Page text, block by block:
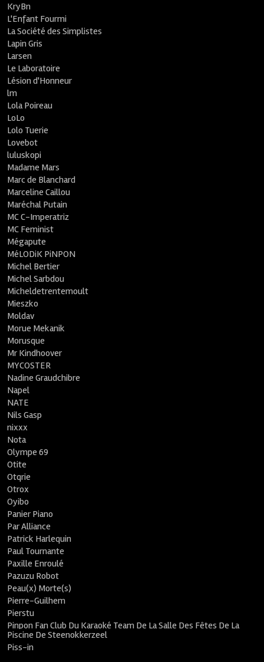
KryBn
L'Enfant Fourmi
La Société des Simplistes
Lapin Gris
Larsen
Le Laboratoire
Lésion d'Honneur
lm
Lola Poireau
LoLo
Lolo Tuerie
Lovebot
luluskopi
Madame Mars
Marc de Blanchard
Marceline Caillou
Maréchal Putain
MC C-Imperatriz
MC Feminist
Mégapute
MéLODiK PiNPON
Michel Bertier
Michel Sarbdou
Micheldetrentemoult
Mieszko
Moldav
Morue Mekanik
Morusque
Mr Kindhoover
MYCOSTER
Nadine Graudchibre
Napel
NATE
Nils Gasp
nixxx
Nota
Olympe 69
Otite
Otqrie
Otrox
Oyibo
Panier Piano
Par Alliance
Patrick Harlequin
Paul Tournante
Paxille Enroulé
Pazuzu Robot
Peau(x) Morte(s)
Pierre-Guilhem
Pierstu
Pinpon Fan Club Du Karaoké Team De La Salle Des Fêtes De La
Piscine De Steenokkerzeel
Piss-in